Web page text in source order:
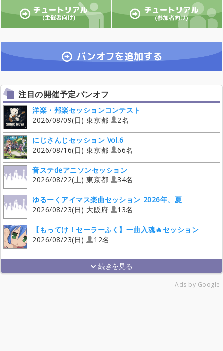
注目の開催予定バンオフ
洋楽・邦楽セッションコンテスト
2026/08/09(日) 東京都
2名
にじさんじセッション Vol.6
2026/08/16(日) 東京都
66名
音ステdeアニソンセッション
2026/08/22(土) 東京都
34名
ゆるーくアイマス楽曲セッション 2026年、夏
2026/08/23(日) 大阪府
13名
【もってけ！セーラーふく】一曲入魂🔥セッション
2026/08/23(日)
12名
Ads by Google